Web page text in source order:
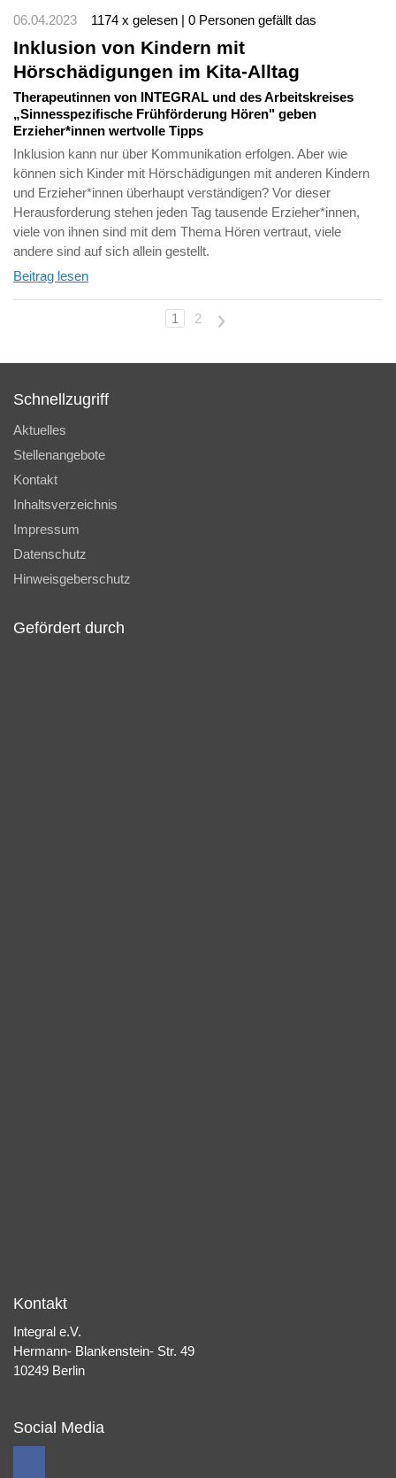
06.04.2023 1174 x gelesen | 0 Personen gefällt das
Inklusion von Kindern mit
Hörschädigungen im Kita-Alltag
Therapeutinnen von INTEGRAL und des Arbeitskreises
„Sinnesspezifische Frühförderung Hören" geben
Erzieher*innen wertvolle Tipps
Inklusion kann nur über Kommunikation erfolgen. Aber wie
können sich Kinder mit Hörschädigungen mit anderen Kindern
und Erzieher*innen überhaupt verständigen? Vor dieser
Herausforderung stehen jeden Tag tausende Erzieher*innen,
viele von ihnen sind mit dem Thema Hören vertraut, viele
andere sind auf sich allein gestellt.
Beitrag lesen
1 2 >
Schnellzugriff
Aktuelles
Stellenangebote
Kontakt
Inhaltsverzeichnis
Impressum
Datenschutz
Hinweisgeberschutz
Gefördert durch
Kontakt
Integral e.V.
Hermann- Blankenstein- Str. 49
10249 Berlin
Social Media